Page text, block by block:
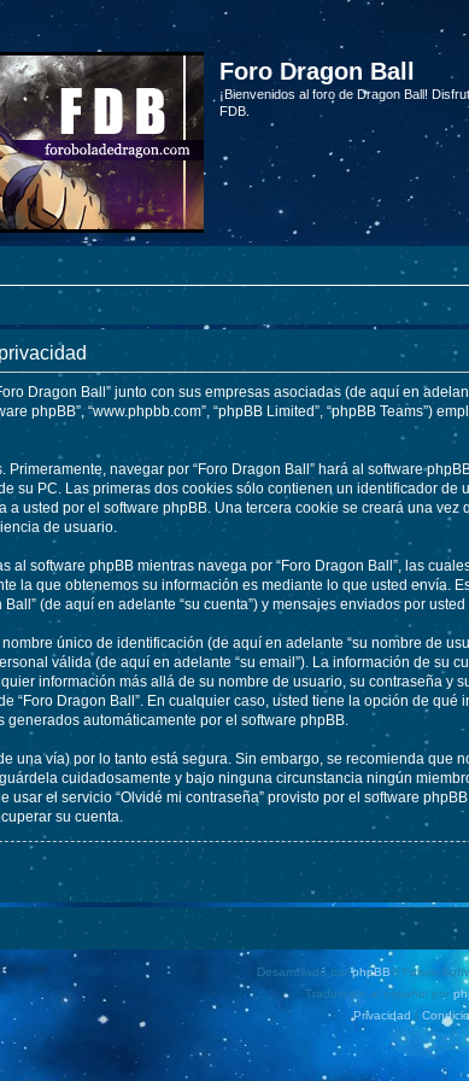
Foro Dragon Ball
¡Bienvenidos al foro de Dragon Ball!
FDB.
Dragon Ball” junto con sus empresas asociadas (de aquí en
phpBB”, “www.phpbb.com”, “phpBB Limited”, “phpBB
navegar por “Foro Dragon Ball” hará al software
su PC. Las primeras dos cookies sólo contienen un identificador
a usted por el software phpBB. Una tercera cookie se creará una
de usuario.
al software phpBB mientras navega por “Foro Dragon Ball”, las
la que obtenemos su información es mediante lo que usted envía.
(de aquí en adelante “su cuenta”) y mensajes enviados por
único de identificación (de aquí en adelante “su nombre de
válida (de aquí en adelante “su email”). La información de su
información más allá de su nombre de usuario, su contraseña y
“Foro Dragon Ball”. En cualquier caso, usted tiene la opción de
automáticamente por el software phpBB.
una vía) por lo tanto está segura. Sin embargo, se recomienda
cuidadosamente y bajo ninguna circunstancia ningún
usar el servicio “Olvidé mi contraseña” provisto por el software
su cuenta.
Desarrollado porphpBB ® Forum
Traducción al español por
Privacidad |